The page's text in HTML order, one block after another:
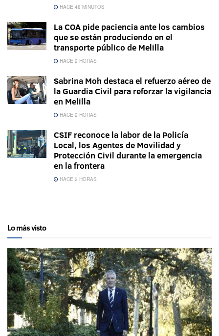
HACE 48 MINUTOS
La COA pide paciencia ante los cambios
que se están produciendo en el
transporte público de Melilla
HACE 2 HORAS
Sabrina Moh destaca el refuerzo aéreo de
la Guardia Civil para reforzar la vigilancia
en Melilla
HACE 2 HORAS
CSIF reconoce la labor de la Policía
Local, los Agentes de Movilidad y
Protección Civil durante la emergencia
en la frontera
HACE 2 HORAS
Lo más visto